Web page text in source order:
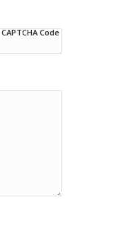
CAPTCHA Code